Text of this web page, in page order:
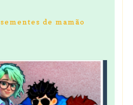
sementes de mamão